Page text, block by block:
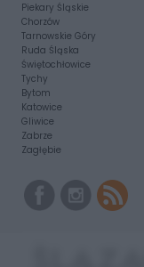
Piekary Śląskie
Chorzów
Tarnowskie Góry
Ruda Śląska
Świętochłowice
Tychy
Bytom
Katowice
Gliwice
Zabrze
Zagłębie